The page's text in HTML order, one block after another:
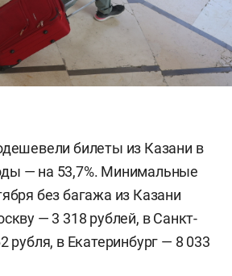
билеты из Казани в
— на 53,7%. Минимальные
без багажа из Казани
— 3 318 рублей, в Санкт-
рубля, в Екатеринбург — 8 033